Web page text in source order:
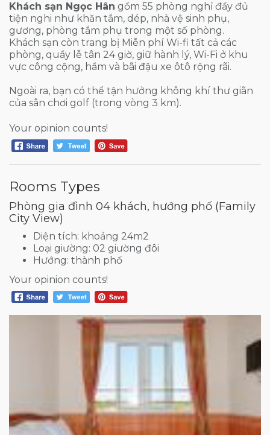
Khách sạn Ngọc Hân gồm 55 phòng nghỉ đầy đủ
tiện nghi như khăn tắm, dép, nhà vệ sinh phụ,
gương, phòng tắm phụ trong một số phòng.
Khách sạn còn trang bị Miễn phí Wi-fi tất cả các
phòng, quầy lễ tân 24 giờ, giữ hành lý, Wi-Fi ở khu
vực công cộng, hầm và bãi đậu xe ôtô rộng rãi.
Ngoài ra, bạn có thể tận hưởng không khí thư giãn
của sân chơi golf (trong vòng 3 km).
Your opinion counts!
Rooms Types
Phòng gia đình 04 khách, hướng phố (Family
City View)
Diện tích: khoảng 24m2
Loại giường: 02 giường đôi
Hướng: thành phố
Your opinion counts!